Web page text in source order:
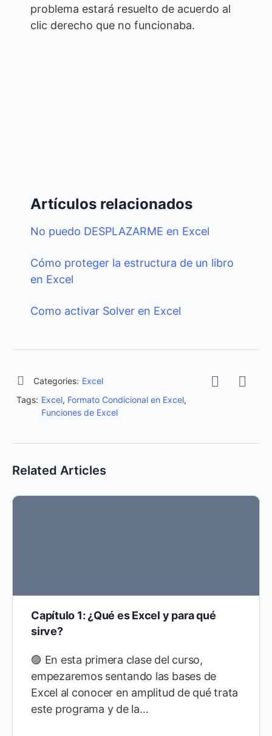
problema estará resuelto de acuerdo al
clic derecho que no funcionaba.
Artículos relacionados
No puedo DESPLAZARME en Excel
Cómo proteger la estructura de un libro
en Excel
Como activar Solver en Excel
Categories: Excel
Tags: Excel, Formato Condicional en Excel,
Funciones de Excel
Related Articles
Capítulo 1: ¿Qué es Excel y para qué
sirve?
🟣 En esta primera clase del curso,
empezaremos sentando las bases de
Excel al conocer en amplitud de qué trata
este programa y de la…